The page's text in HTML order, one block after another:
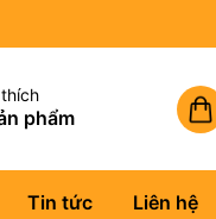
phẩm
Tin tức Liên hệ